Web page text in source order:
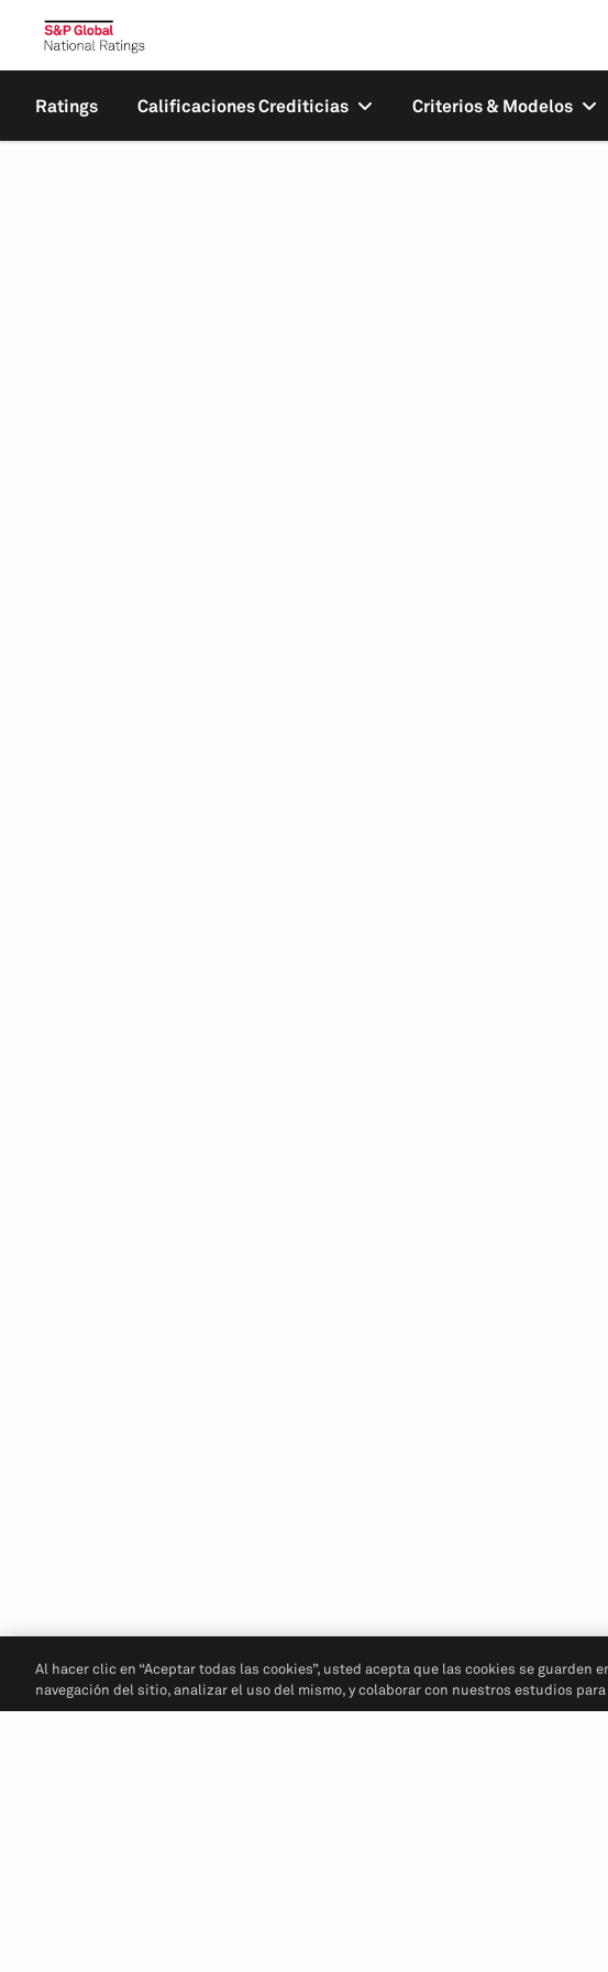
Ratings Calificaciones Crediticias Criterios & Modelos
Al hacer clic en “Aceptar todas las cookies”, usted acepta que las cookies se guarden
navegación del sitio, analizar el uso del mismo, y colaborar con nuestros estudios